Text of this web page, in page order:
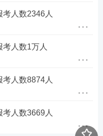
人数2346人
人数1万人
人数8874人
人数3669人